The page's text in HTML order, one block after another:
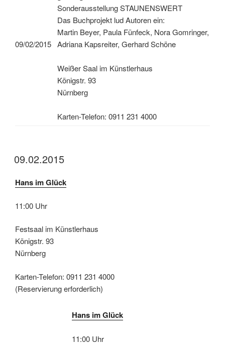
09/02/2015
Sonderausstellung STAUNENSWERT
Das Buchprojekt lud Autoren ein:
Martin Beyer, Paula Fünfeck, Nora Gomringer,
Adriana Kapsreiter, Gerhard Schöne
Weißer Saal im Künstlerhaus
Königstr. 93
Nürnberg
Karten-Telefon: 0911 231 4000
09.02.2015
Hans im Glück
11:00 Uhr
Festsaal im Künstlerhaus
Königstr. 93
Nürnberg
Karten-Telefon: 0911 231 4000
(Reservierung erforderlich)
Hans im Glück
11:00 Uhr